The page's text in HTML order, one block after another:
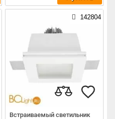
142804
Встраиваемый светильник